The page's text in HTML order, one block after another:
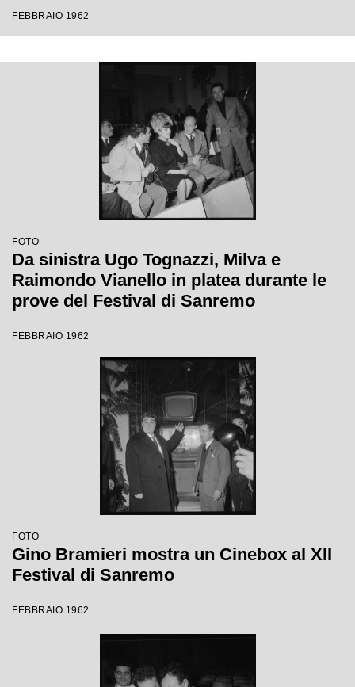
FEBBRAIO 1962
FOTO
Da sinistra Ugo Tognazzi, Milva e
Raimondo Vianello in platea durante le
prove del Festival di Sanremo
FEBBRAIO 1962
FOTO
Gino Bramieri mostra un Cinebox al XII
Festival di Sanremo
FEBBRAIO 1962